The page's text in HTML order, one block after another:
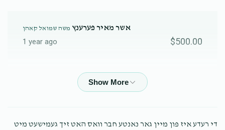
אשר מאיר פערענץ משה שמואל קאהן
1 year ago $500.00
אברהם ישעי קאהן
משה ישעי פירטה משה שמואל קאהן
די רעדע איז פון מיין גאר נאנטע חבר וואס האט זיך געמישעט מיט